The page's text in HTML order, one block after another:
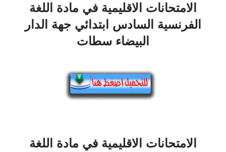
الامتحانات الاقليمية في مادة اللغة
الفرنسية السادس ابتدائي جهة الدار
البيضاء سطات
الامتحانات الاقليمية في مادة اللغة